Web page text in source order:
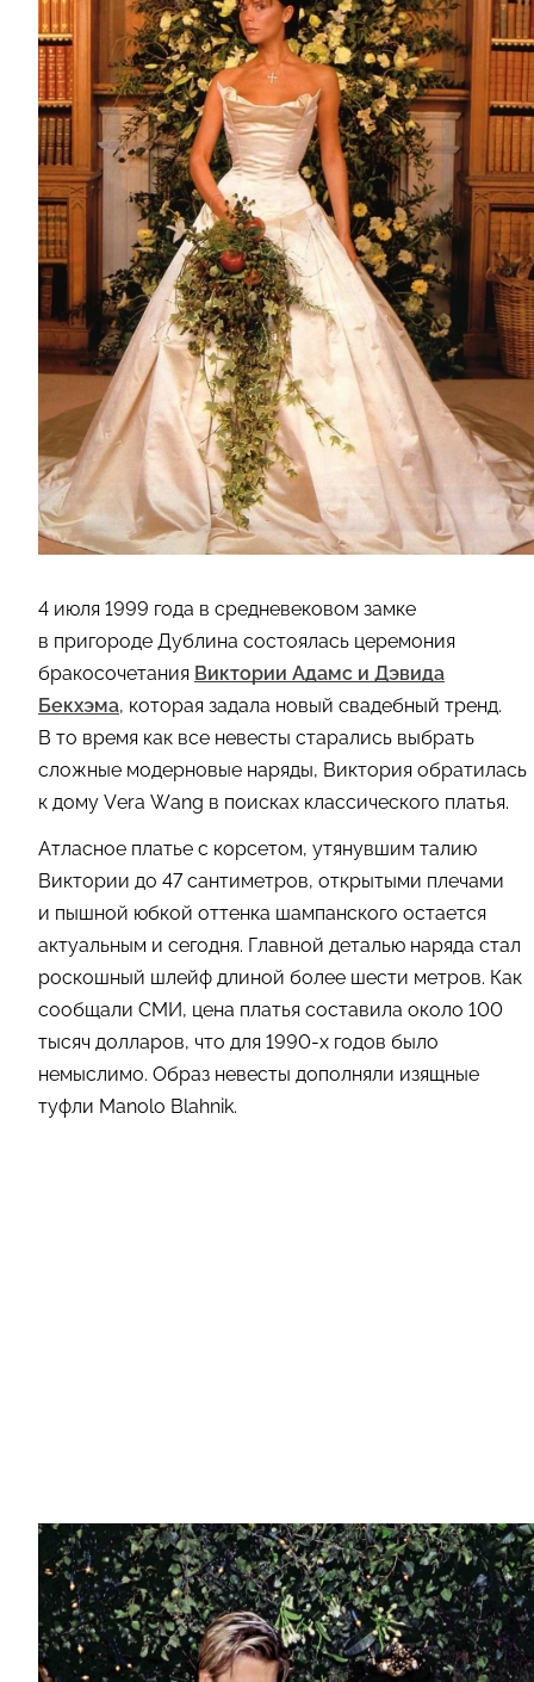
4 июля 1999 года в средневековом замке
в пригороде Дублина состоялась церемония
бракосочетания Виктории Адамс и Дэвида
Бекхэма, которая задала новый свадебный тренд.
В то время как все невесты старались выбрать
сложные модерновые наряды, Виктория обратилась
к дому Vera Wang в поисках классического платья.
Атласное платье с корсетом, утянувшим талию
Виктории до 47 сантиметров, открытыми плечами
и пышной юбкой оттенка шампанского остается
актуальным и сегодня. Главной деталью наряда стал
роскошный шлейф длиной более шести метров. Как
сообщали СМИ, цена платья составила около 100
тысяч долларов, что для 1990-х годов было
немыслимо. Образ невесты дополняли изящные
туфли Manolo Blahnik.